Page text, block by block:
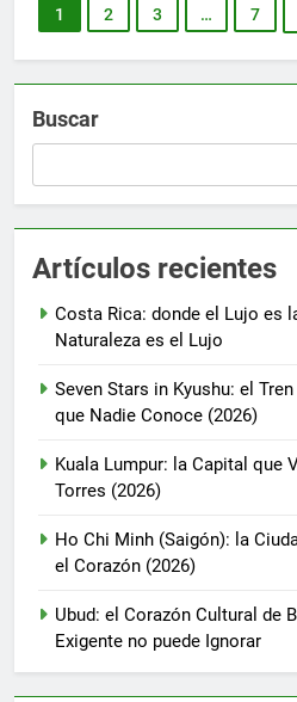
1 2 3 … 7
Buscar
Artículos recientes
Costa Rica: donde el Lujo es
Naturaleza es el Lujo
Seven Stars in Kyushu: el
que Nadie Conoce (2026)
Kuala Lumpur: la Capital que
Torres (2026)
Ho Chi Minh (Saigón): la
el Corazón (2026)
Ubud: el Corazón Cultural de
Exigente no puede Ignorar